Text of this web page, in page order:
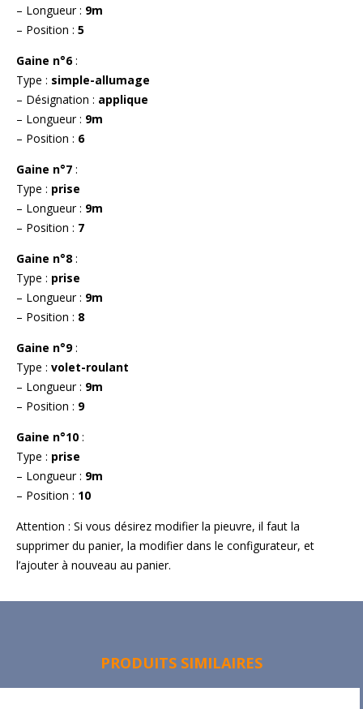
– Longueur : 9m
– Position : 5
Gaine n°6:
Type : simple-allumage
– Désignation : applique
– Longueur : 9m
– Position : 6
Gaine n°7 :
Type : prise
– Longueur : 9m
– Position : 7
Gaine n°8 :
Type : prise
– Longueur : 9m
– Position : 8
Gaine n°9:
Type : volet-roulant
– Longueur : 9m
– Position : 9
Gaine n°10 :
Type : prise
– Longueur : 9m
– Position : 10
Attention : Si vous désirez modifier la pieuvre, il faut la
supprimer du panier, la modifier dans le configurateur, et
l’ajouter à nouveau au panier.
PRODUITS SIMILAIRES